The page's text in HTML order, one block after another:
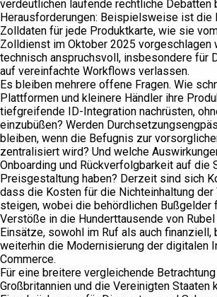
verdeutlichen laufende rechtliche Debatten
Herausforderungen: Beispielsweise ist die
Zolldaten für jede Produktkarte, wie sie
Zolldienst im Oktober 2025 vorgeschlagen
technisch anspruchsvoll, insbesondere für
auf vereinfachte Workflows verlassen.
Es bleiben mehrere offene Fragen. Wie
Plattformen und kleinere Händler ihre
tiefgreifende ID-Integration nachrüsten,
einzubüßen? Werden
bleiben, wenn die Befugnis zur
zentralisiert wird? Und welche
Onboarding und Rückverfolgbarkeit auf die
Preisgestaltung haben? Derzeit sind sich
dass die Kosten für die Nichteinhaltung
steigen, wobei die behördlichen Bußgelder
Verstöße in die Hunderttausende von
Einsätze, sowohl im Ruf als auch finanziell,
weiterhin die Modernisierung der digitalen
Commerce.
Für eine breitere vergleichende
Großbritannien und die Vereinigten Staaten